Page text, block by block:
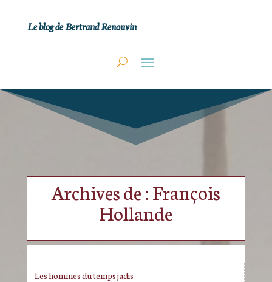
Le blog de Bertrand Renouvin
Archives de : François
Hollande
Les hommes du temps jadis